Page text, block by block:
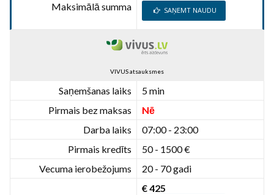
Maksimālā summa SAŅEMT NAUDU
VIVUS atsauksmes
Saņemšanas laiks
5 min
Pirmais bez maksas
Nē
Darba laiks
07:00 - 23:00
Pirmais kredīts
50 - 1500 €
Vecuma ierobežojums
20 - 70 gadi
€ 425